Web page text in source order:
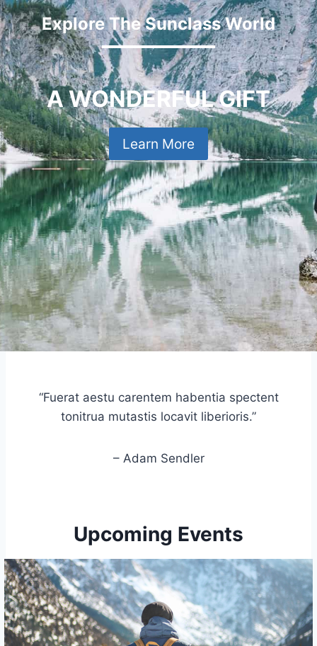
Explore The Sunclass World
A WONDERFUL GIFT
Learn More
“Fuerat aestu carentem habentia spectent
tonitrua mutastis locavit liberioris.”
– Adam Sendler
Upcoming Events